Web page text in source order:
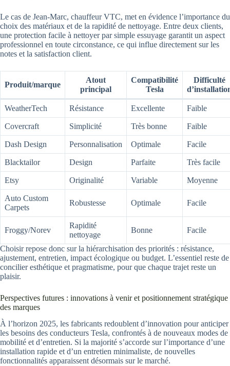
Le cas de Jean-Marc, chauffeur VTC, met en évidence l’importance du
choix des matériaux et de la rapidité de nettoyage. Entre deux clients,
une protection facile à nettoyer par simple essuyage garantit un aspect
professionnel en toute circonstance, ce qui influe directement sur les
notes et la satisfaction client.
Produit/marque
Atout
principal
Compatibilité
Tesla
Difficulté
WeatherTech Résistance Excellente Faible
Covercraft Simplicité Très bonne Faible
Dash Design Personnalisation Optimale Facile
Blacktailor Design Parfaite Très facile
Etsy Originalité Variable Moyenne
Auto Custom
Carpets
Robustesse Optimale Facile
Froggy/Norev
Rapidité
nettoyage
Bonne Facile
Choisir repose donc sur la hiérarchisation des priorités : résistance,
ajustement, entretien, impact écologique ou budget. L’essentiel reste de
concilier esthétique et pragmatisme, pour que chaque trajet reste un
plaisir.
Perspectives futures : innovations à venir et positionnement stratégique
des marques
À l’horizon 2025, les fabricants redoublent d’innovation pour anticiper
les besoins des conducteurs Tesla, confrontés à de nouveaux modes de
mobilité et d’entretien. Si la majorité s’accorde sur l’importance d’une
installation rapide et d’un entretien minimaliste, de nouvelles
fonctionnalités apparaissent désormais sur le marché.